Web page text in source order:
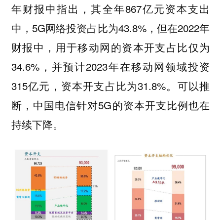
年财报中指出，其全年867亿元资本支出
中，5G网络投资占比为43.8%，但在2022年
财报中，用于移动网的资本开支占比仅为
34.6%，并预计2023年在移动网领域投资
315亿元，资本开支占比为31.8%。可以推
断，中国电信针对5G的资本开支比例也在
持续下降。